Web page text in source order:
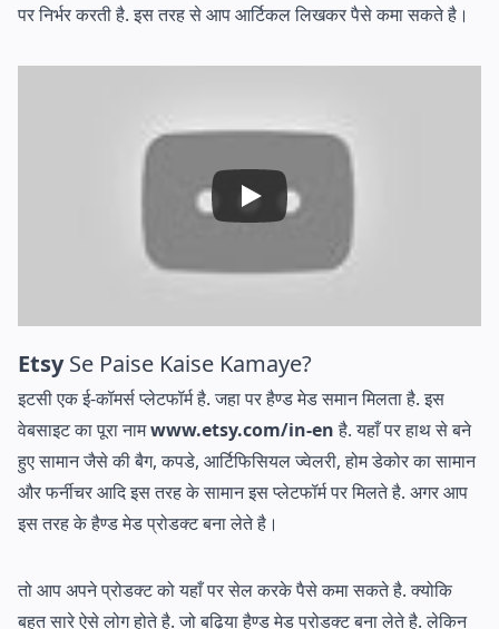
पर निर्भर करती है. इस तरह से आप आर्टिकल लिखकर पैसे कमा सकते है।
EtsySe Paise Kaise Kamaye?
इटसी एक ई-कॉमर्स प्लेटफॉर्म है. जहा पर हैण्ड मेड समान मिलता है. इस
वेबसाइट का पूरा नामwww.etsy.com/in-enहै. यहाँ पर हाथ से बने
हुए सामान जैसे की बैग, कपडे, आर्टिफिसियल ज्वेलरी, होम डेकोर का सामान
और फर्नीचर आदि इस तरह के सामान इस प्लेटफॉर्म पर मिलते है. अगर आप
इस तरह के हैण्ड मेड प्रोडक्ट बना लेते है।
तो आप अपने प्रोडक्ट को यहाँ पर सेल करके पैसे कमा सकते है. क्योकि
बहुत सारे ऐसे लोग होते है. जो बढ़िया हैण्ड मेड प्रोडक्ट बना लेते है. लेकिन